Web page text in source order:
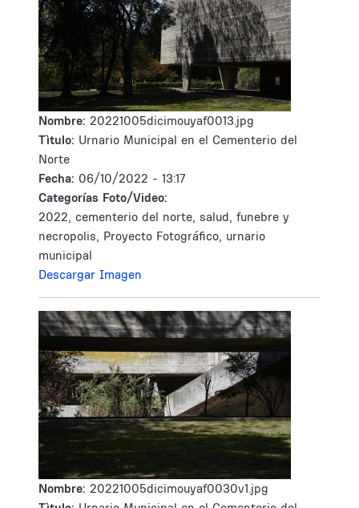
Nombre: 20221005dicimouyaf0013.jpg
Tìtulo: Urnario Municipal en el Cementerio del
Norte
Fecha: 06/10/2022 - 13:17
Categorías Foto/Video:
2022, cementerio del norte, salud, funebre y
necropolis, Proyecto Fotográfico, urnario
municipal
Descargar Imagen
Nombre: 20221005dicimouyaf0030v1.jpg